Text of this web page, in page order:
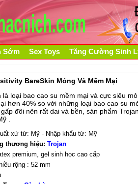
Sớm Sex Toys Tăng Cường Sinh
BareSkin Mỏng Và Mềm Mại
là loại bao cao su mềm mại và cực siêu
hơn 40% so với những loại bao cao su
đôi nên rất dai và bền, sản phẩm
.
xứ từ: Mỹ - Nhập khẩu từ: Mỹ
thương hiệu: Trojan
premium, gel sinh học cao cấp
rộng : 52 mm